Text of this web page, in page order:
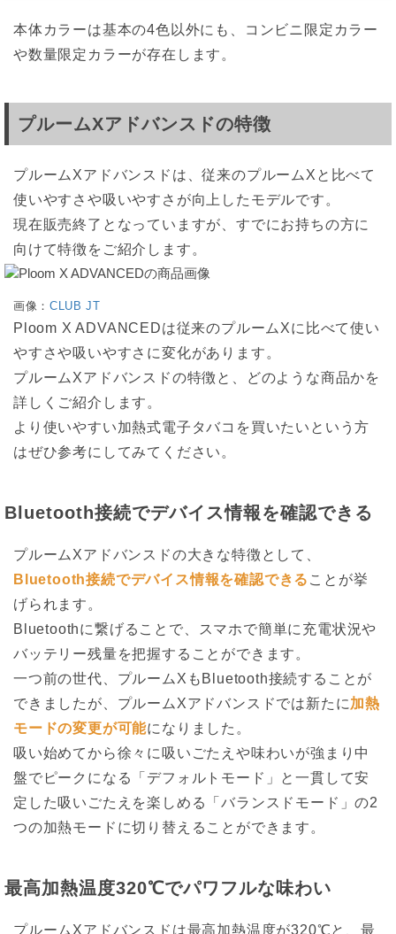
本体カラーは基本の4色以外にも、コンビニ限定カラー
や数量限定カラーが存在します。
プルームXアドバンスドの特徴
プルームXアドバンスドは、従来のプルームXと比べて
使いやすさや吸いやすさが向上したモデルです。
現在販売終了となっていますが、すでにお持ちの方に
向けて特徴をご紹介します。
画像： CLUB JT
Ploom X ADVANCEDは従来のプルームXに比べて使い
やすさや吸いやすさに変化があります。
プルームXアドバンスドの特徴と、どのような商品かを
詳しくご紹介します。
より使いやすい加熱式電子タバコを買いたいという方
はぜひ参考にしてみてください。
Bluetooth接続でデバイス情報を確認できる
プルームXアドバンスドの大きな特徴として、
Bluetooth接続でデバイス情報を確認できる ことが挙
げられます。
Bluetoothに繋げることで、スマホで簡単に充電状況や
バッテリー残量を把握することができます。
一つ前の世代、プルームXもBluetooth接続することが
できましたが、プルームXアドバンスドでは新たに加熱
モードの変更が可能になりました。
吸い始めてから徐々に吸いごたえや味わいが強まり中
盤でピークになる「デフォルトモード」と一貫して安
定した吸いごたえを楽しめる「バランスドモード」の2
つの加熱モードに切り替えることができます。
最高加熱温度320℃でパワフルな味わい
プルームXアドバンスドは最高加熱温度が320℃と、最